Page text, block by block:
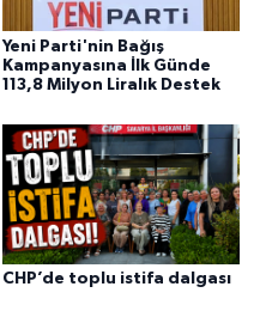
Yeni Parti'nin Bağış
Kampanyasına İlk Günde
113,8 Milyon Liralık Destek
CHP’de toplu istifa dalgası